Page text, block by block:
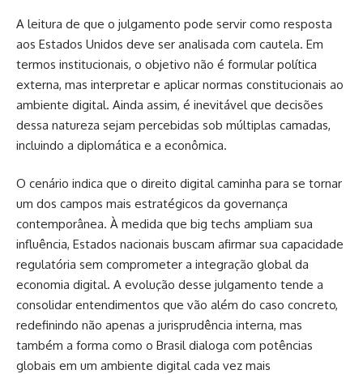
A leitura de que o julgamento pode servir como resposta
aos Estados Unidos deve ser analisada com cautela. Em
termos institucionais, o objetivo não é formular política
externa, mas interpretar e aplicar normas constitucionais ao
ambiente digital. Ainda assim, é inevitável que decisões
dessa natureza sejam percebidas sob múltiplas camadas,
incluindo a diplomática e a econômica.
O cenário indica que o direito digital caminha para se tornar
um dos campos mais estratégicos da governança
contemporânea. À medida que big techs ampliam sua
influência, Estados nacionais buscam afirmar sua capacidade
regulatória sem comprometer a integração global da
economia digital. A evolução desse julgamento tende a
consolidar entendimentos que vão além do caso concreto,
redefinindo não apenas a jurisprudência interna, mas
também a forma como o Brasil dialoga com potências
globais em um ambiente digital cada vez mais